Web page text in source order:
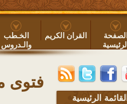
الصفحة
الرئيسية
القران الكريم
الخـطب
والـدروس
القائمة الرئيسية
فتوى